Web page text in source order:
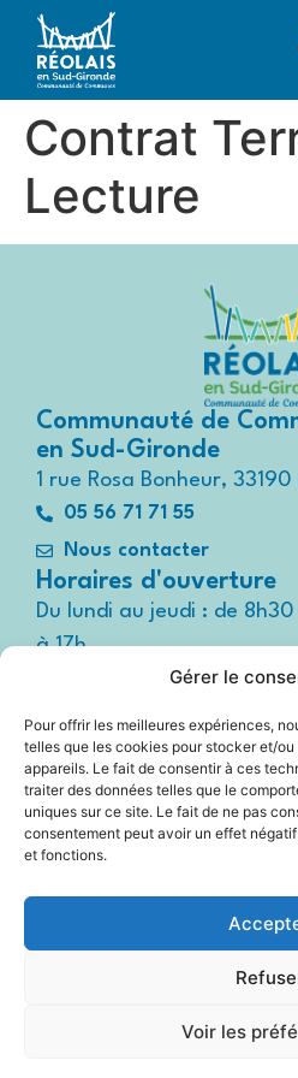
Gérer le
Pour offrir les meilleures expériences,
telles que les cookies pour stocker et/
appareils. Le fait de consentir à ces
traiter des données telles que le
uniques sur ce site. Le fait de ne pas
consentement peut avoir un effet
et fonctions.
Voir les
principal
Contrat
Lecture
Communauté de
en Sud-Gironde
1 rue Rosa Bonheur, 33190
05 56 71 71 55
Nous contacter
Horaires d'ouverture
Du lundi au jeudi : de
à 17h
Le vendredi : de 8h30 à
Suivez-nous !
Mentions
Plan du
Politique